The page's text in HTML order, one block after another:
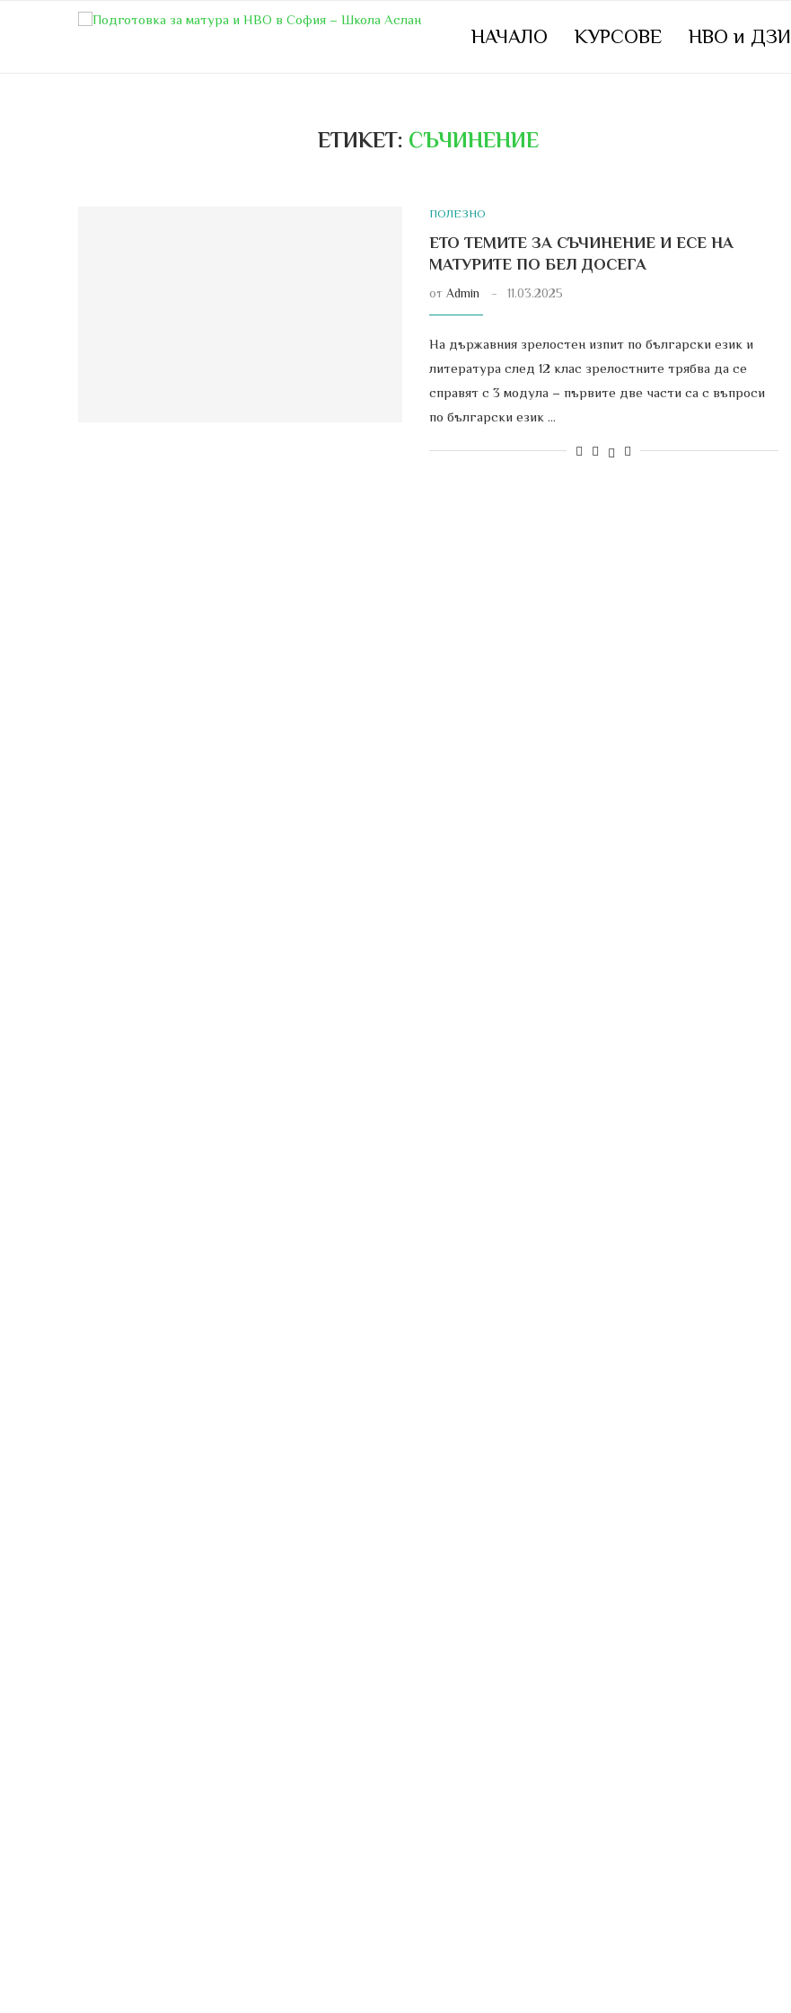
НАЧАЛО КУРСОВЕ НВО и ДЗИ
ЕТИКЕТ: СЪЧИНЕНИЕ
ПОЛЕЗНО
ЕТО ТЕМИТЕ ЗА СЪЧИНЕНИЕ И ЕСЕ НА
МАТУРИТЕ ПО БЕЛ ДОСЕГА
от Admin 11.03.2025
На държавния зрелостен изпит по български език и
литература след 12 клас зрелостните трябва да се
справят с 3 модула – първите две части са с въпроси
по български език …